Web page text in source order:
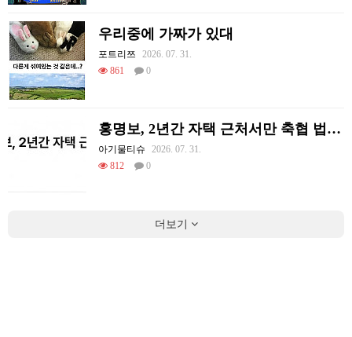
우리중에 가짜가 있대
포트리쯔
2026. 07. 31.
861
0
홍명보, 2년간 자택 근처서만 축협 법카 1400만원 썼다
아기물티슈
2026. 07. 31.
812
0
더보기